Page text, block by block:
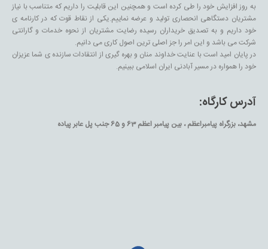
به روز افزایش خود را طی کرده است و همچنین این قابلیت را داریم که متناسب با نیاز
مشتریان دستگاهی انحصاری تولید و عرضه نماییم.یکی از نقاط قوت که در کارنامه ی
خود داریم و به تصدیق خریداران رسیده رضایت مشتریان از نحوه خدمات و گارانتی
شرکت می باشد و این امر را جز اصلی ترین اصول کاری می دانیم.
در پایان امید است با عنایت خداوند منان و بهره گیری از انتقادات سازنده ی شما عزیزان
خود را همواره در مسیر آبادنی ایران اسلامی ببینیم.
آدرس کارگاه:
مشهد، بزرگراه پیامبراعظم ، بین پیامبر اعظم 63 و 65 جنب پل عابر پیاده